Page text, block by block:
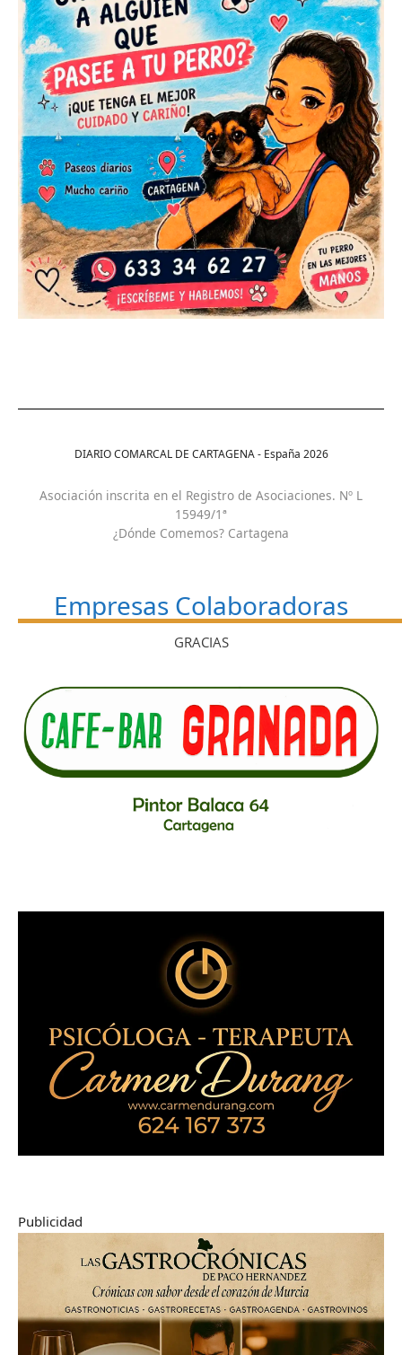
DIARIO COMARCAL DE CARTAGENA - España 2026
Asociación inscrita en el Registro de Asociaciones. Nº L
15949/1ª
¿Dónde Comemos? Cartagena
Empresas Colaboradoras
GRACIAS
Publicidad